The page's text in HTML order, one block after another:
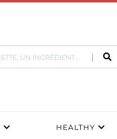
HEALTHY